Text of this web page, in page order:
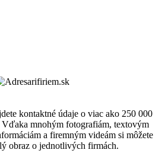
kontaktné údaje o viac ako 250 000
mnohým fotografiám, textovým
a firemným videám si môžete
obraz o jednotlivých firmách.